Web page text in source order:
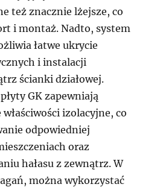
też znacznie lżejsze, co
i montaż. Nadto, system
łatwe ukrycie
i instalacji
ścianki działowej.
GK zapewniają
izolacyjne, co
odpowiedniej
oraz
hałasu z zewnątrz. W
można wykorzystać